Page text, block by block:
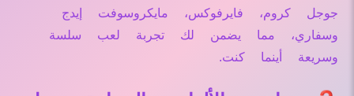
جوجل كروم، فايرفوكس، مايكروسوفت إيدج
وسفاري، مما يضمن لك تجربة لعب سلسة
وسريعة أينما كنت.